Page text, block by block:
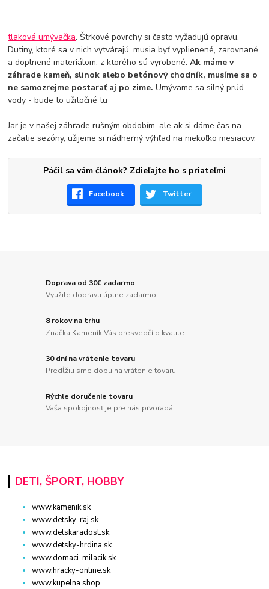
tlaková umývačka. Štrkové povrchy si často vyžadujú opravu.
Dutiny, ktoré sa v nich vytvárajú, musia byť vyplienené, zarovnané
a doplnené materiálom, z ktorého sú vyrobené.Ak máme v
záhrade kameň, slinok alebo betónový chodník, musíme sa o
ne samozrejme postarať aj po zime.Umývame sa silný prúd
vody - bude to užitočné tu
Jar je v našej záhrade rušným obdobím, ale ak si dáme čas na
začatie sezóny, užijeme si nádherný výhľad na niekoľko mesiacov.
Páčil sa vám článok? Zdieľajte ho s priateľmi
Facebook Twitter
Doprava od 30€ zadarmo
Využite dopravu úplne zadarmo
8 rokov na trhu
Značka Kameník Vás presvedčí o kvalite
30 dní na vrátenie tovaru
Predĺžili sme dobu na vrátenie tovaru
Rýchle doručenie tovaru
Vaša spokojnosť je pre nás prvoradá
DETI, ŠPORT, HOBBY
www.kamenik.sk
www.detsky-raj.sk
www.detskaradost.sk
www.detsky-hrdina.sk
www.domaci-milacik.sk
www.hracky-online.sk
www.kupelna.shop